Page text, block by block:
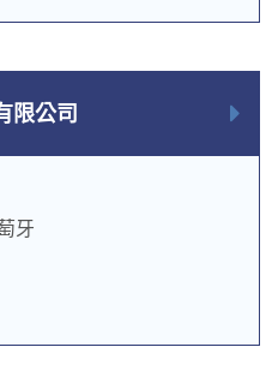
限公司
牙